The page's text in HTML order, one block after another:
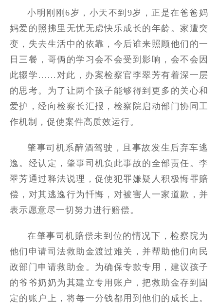
小明刚刚6岁，小天不到9岁，正是在爸爸妈
妈爱的照拂里无忧无虑快乐成长的年龄。家遭突
变，失去生活中的依靠，今后谁来照顾他们的一
日三餐，哥俩的学习会不会受到影响，会不会因
此辍学……对此，办案检察官李翠芳有着深一层
的思考。为了让两个孩子能够得到更多的关心和
爱护，经向检察长汇报，检察院启动部门协同工
作机制，促使案件高质效运行。
肇事司机系醉酒驾驶，且事故发生后弃车逃
逸。经认定，肇事司机负此事故的全部责任。李
翠芳通过释法说理，促使犯罪嫌疑人积极悔罪赔
偿，对其逃逸行为忏悔，对被害人一家道歉，并
表示愿意尽一切努力进行赔偿。
在肇事司机赔偿未到位的情况下，检察院为
他们申请司法救助金渡过难关，并帮助他们向民
政部门申请救助金。为确保专款专用，建议孩子
的爷爷奶奶为其建立专用账户，把救助金存到固
定的账户上，将每一分钱都用到他们的成长上。